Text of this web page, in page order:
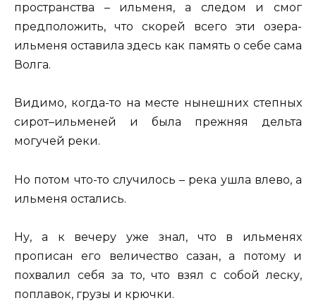
пространства – ильменя, а следом и смог
предположить, что скорей всего эти озера-
ильменя оставила здесь как память о себе сама
Волга.
Видимо, когда-то на месте нынешних степных
сирот–ильменей и была прежняя дельта
могучей реки.
Но потом что-то случилось – река ушла влево, а
ильменя остались.
Ну, а к вечеру уже знал, что в ильменях
прописан его величество сазан, а потому и
похвалил себя за то, что взял с собой леску,
поплавок, грузы и крючки.